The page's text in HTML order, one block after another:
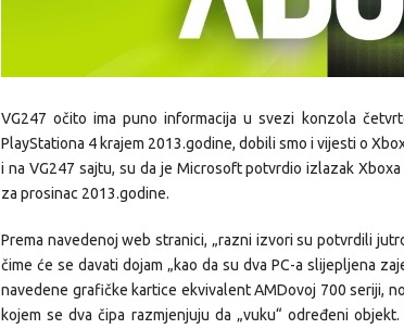
VG247 očito ima puno informacija u svezi konzola
PlayStationa 4 krajem 2013.godine, dobili smo i vijesti o
i na VG247 sajtu, su da je Microsoft potvrdio izlazak
za prosinac 2013.godine.
Prema navedenoj web stranici, „razni izvori su potvrdili
čime će se davati dojam „kao da su dva PC-a slijepljena
navedene grafičke kartice ekvivalent AMDovoj 700 seriji,
kojem se dva čipa razmjenjuju da „vuku“ određeni